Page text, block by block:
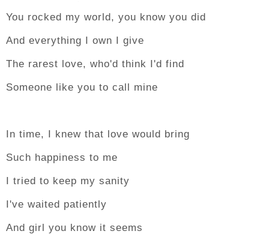
You rocked my world, you know you did
And everything I own I give
The rarest love, who'd think I'd find
Someone like you to call mine
In time, I knew that love would bring
Such happiness to me
I tried to keep my sanity
I've waited patiently
And girl you know it seems